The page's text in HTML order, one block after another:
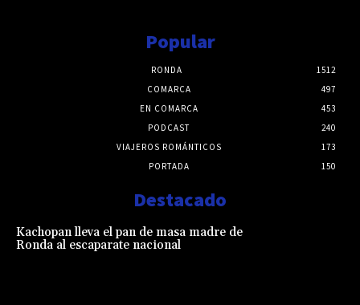
Popular
RONDA
1512
COMARCA
497
EN COMARCA
453
PODCAST
240
VIAJEROS ROMÁNTICOS
173
PORTADA
150
Destacado
Kachopan lleva el pan de masa madre de
Ronda al escaparate nacional